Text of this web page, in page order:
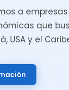
a
que
USA y el